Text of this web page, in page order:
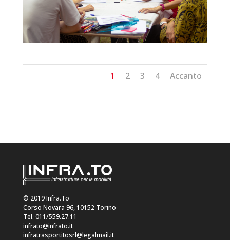
1 2 3 4 Accanto
© 2019 Infra.To
Corso Novara 96, 10152 Torino
Tel. 011/559.27.11
infrato@infrato.it
infratrasportitosrl@legalmail.it